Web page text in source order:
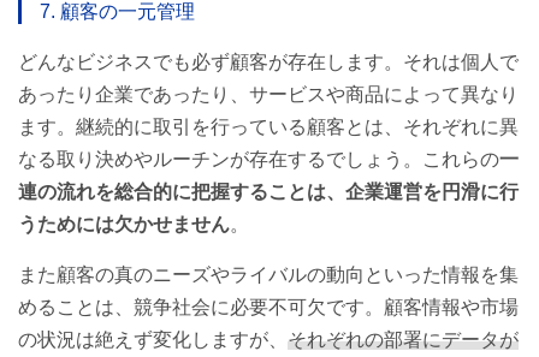
7. 顧客の一元管理
どんなビジネスでも必ず顧客が存在します。それは個人で
あったり企業であったり、サービスや商品によって異なり
ます。継続的に取引を行っている顧客とは、それぞれに異
なる取り決めやルーチンが存在するでしょう。これらの一
連の流れを総合的に把握することは、企業運営を円滑に行
うためには欠かせません。
また顧客の真のニーズやライバルの動向といった情報を集
めることは、競争社会に必要不可欠です。顧客情報や市場
の状況は絶えず変化しますが、 それぞれの部署にデータが